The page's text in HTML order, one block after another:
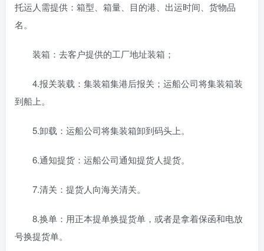
托运人需提供：箱型、箱量、目的港、出运时间、货物品
名。
装箱：去客户提供的工厂地址装箱；
4.报关装载：集装箱集港后报关；运船公司将集装箱装
到船上。
5.卸载：运船公司将集装箱卸到码头上。
6.通知提货：运船公司通知提货人提货。
7.清关：提货人向海关清关。
8.换单：用正本提单换提货单，或者是拿着保函和电放
号换提货单。